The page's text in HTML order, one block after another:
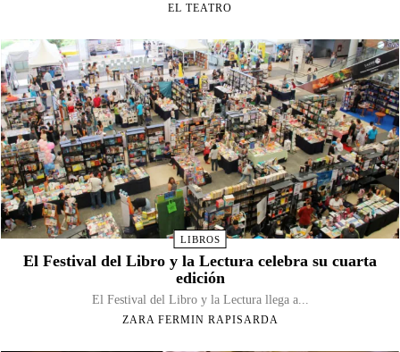
EL TEATRO
LIBROS
El Festival del Libro y la Lectura celebra su cuarta
edición
El Festival del Libro y la Lectura llega a...
ZARA FERMIN RAPISARDA